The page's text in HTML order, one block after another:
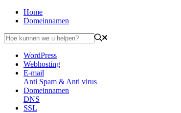
Home
Domeinnamen
WordPress
Webhosting
E-mail
Anti Spam & Anti virus
Domeinnamen
DNS
SSL